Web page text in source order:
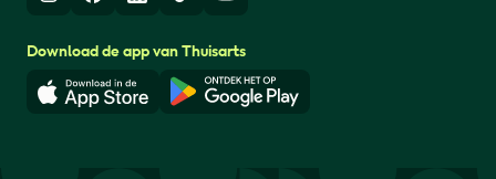
InstagramFacebook
LinkedInTikTokYoutube
Download de app van Thuisarts
Download in de App StoreDownload in de Google Play